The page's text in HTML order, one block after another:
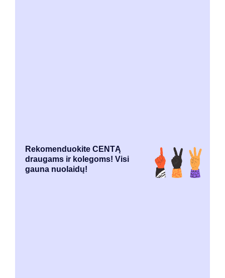
Rekomenduokite CENTĄ
draugams ir kolegoms! Visi
gauna nuolaidų!